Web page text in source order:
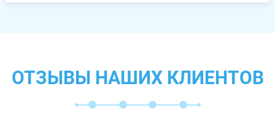
ОТЗЫВЫ НАШИХ КЛИЕНТОВ